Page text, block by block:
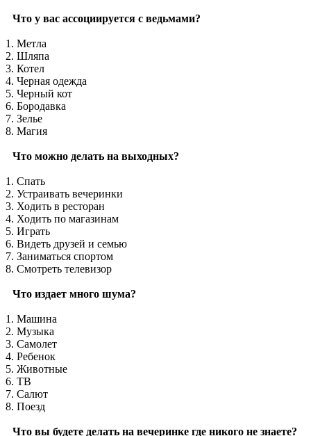
Что у вас ассоциируется с ведьмами?
1. Метла
2. Шляпа
3. Котел
4. Черная одежда
5. Черный кот
6. Бородавка
7. Зелье
8. Магия
Что можно делать на выходных?
1. Спать
2. Устраивать вечеринки
3. Ходить в ресторан
4. Ходить по магазинам
5. Играть
6. Видеть друзей и семью
7. Заниматься спортом
8. Смотреть телевизор
Что издает много шума?
1. Машина
2. Музыка
3. Самолет
4. Ребенок
5. Животные
6. ТВ
7. Салют
8. Поезд
Что вы будете делать на вечеринке где никого не знаете?